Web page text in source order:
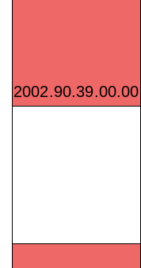
2002.90.39.00.00